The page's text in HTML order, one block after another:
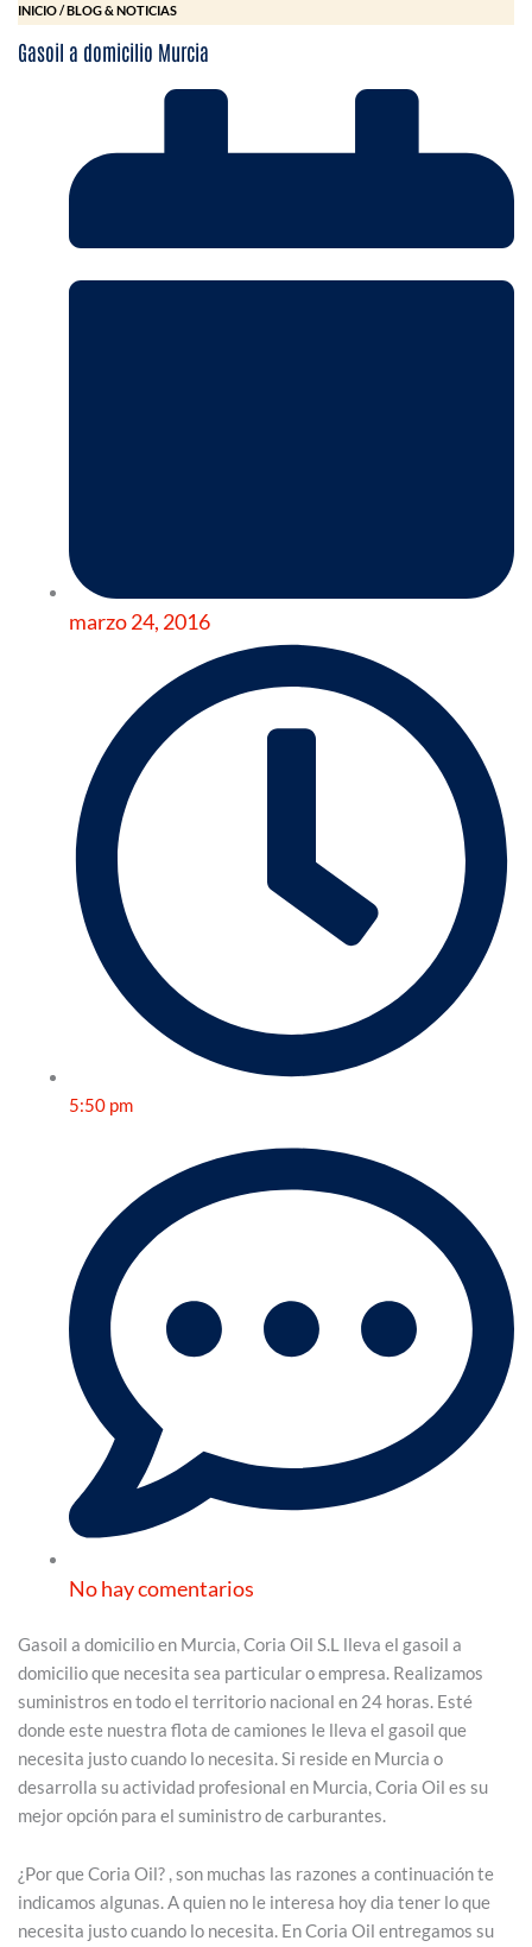
INICIO / BLOG & NOTICIAS
Gasoil a domicilio Murcia
marzo 24, 2016
5:50 pm
No hay comentarios
Gasoil a domicilio en Murcia, Coria Oil S.L lleva el gasoil a
domicilio que necesita sea particular o empresa. Realizamos
suministros en todo el territorio nacional en 24 horas. Esté
donde este nuestra flota de camiones le lleva el gasoil que
necesita justo cuando lo necesita. Si reside en Murcia o
desarrolla su actividad profesional en Murcia, Coria Oil es su
mejor opción para el suministro de carburantes.
¿Por que Coria Oil? , son muchas las razones a continuación te
indicamos algunas. A quien no le interesa hoy dia tener lo que
necesita justo cuando lo necesita. En Coria Oil entregamos su